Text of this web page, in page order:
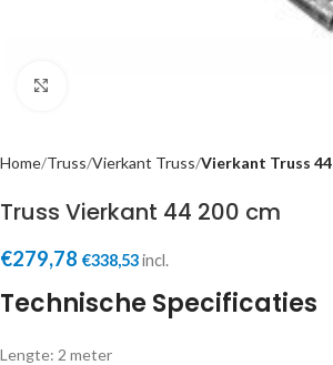
Home Truss Vierkant Truss Vierkant Truss 44
Truss Vierkant 44 200 cm
€279,78 €338,53incl.
Technische Specificaties
Lengte: 2 meter